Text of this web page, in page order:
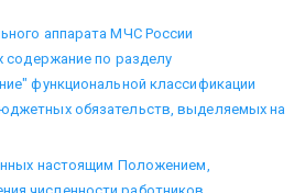
аппарата МЧС России
содержание по разделу
функциональной классификации
обязательств, выделяемых на
настоящим Положением,
численности работников